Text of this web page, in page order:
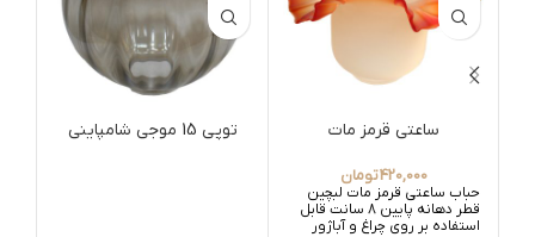
ساعتی قرمز مات
420,000تومان
حباب ساعتی قرمز مات لبچین
قطر دهانه پایین 8 سانت قابل
استفاده بر روی چراغ و آباژور
توپی 15 موجی شامپاینی